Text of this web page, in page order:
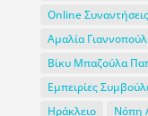
Online Συναντήσεις
Αμαλία
Βίκυ Μπαζούλα
Εμπειρίες
Ηράκλειο
Νόπη